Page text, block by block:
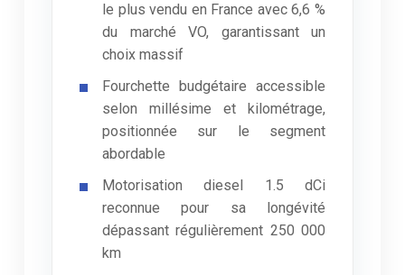
le plus vendu en France avec 6,6 %
du marché VO, garantissant un
choix massif
Fourchette budgétaire accessible
selon millésime et kilométrage,
positionnée sur le segment
abordable
Motorisation diesel 1.5 dCi
reconnue pour sa longévité
dépassant régulièrement 250 000
km